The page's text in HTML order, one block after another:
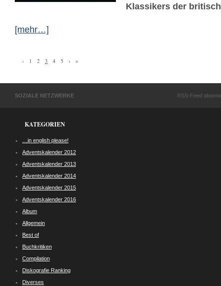
Klassikers der
[mehr…]
‹ 1 2 3 4 5 › »
SOZIALE NETZWERKE RSS-Feed
KATEGORIEN
…in english please!
Adventskalender 2012
Adventskalender 2013
Adventskalender 2014
Adventskalender 2015
Adventskalender 2016
Album
Allgemein
Best of
Buchkritiken
Compilation
Diskografie Ranking
Diverses